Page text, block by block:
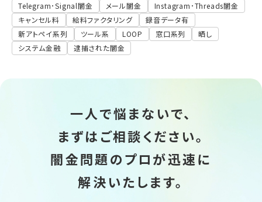
Telegram･Signal闇金
メール闇金
Instagram･Threads闇金
キャンセル料
給料ファクタリング
録音データ有
新アトペイ系列
ツール系 LOOP 窓口系列
晒し
システム金融
逮捕された闇金
一人で悩まないで、
まずはご相談ください。
闇金問題のプロが迅速に
解決いたします。